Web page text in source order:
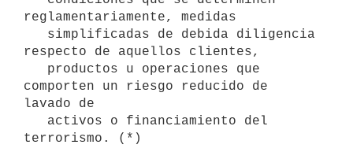
reglamentariamente, medidas
respecto de aquellos clientes,
comporten un riesgo reducido de
lavado de
terrorismo. (*)